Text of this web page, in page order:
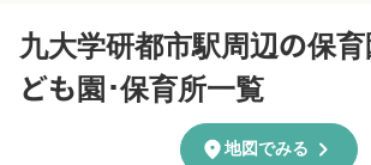
九大学研都市駅周辺の保
ども園･保育所一覧
location_on地図でみる chevron_right